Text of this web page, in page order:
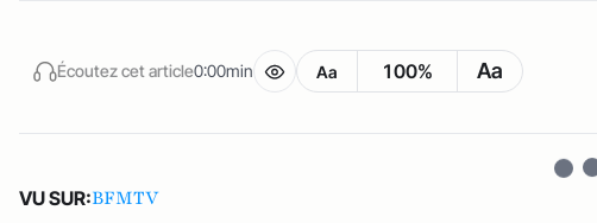
Écoutez cet article0:00min Aa 100% Aa
VU SUR:BFMTV